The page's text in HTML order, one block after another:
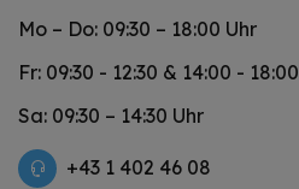
Mo – Do: 09:30 – 18:00 Uhr
Fr: 09:30 - 12:30 & 14:00 - 18:00
Sa: 09:30 – 14:30 Uhr
+43 1 402 46 08